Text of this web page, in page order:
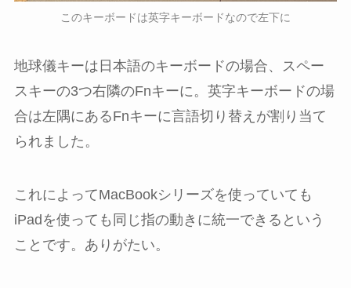
このキーボードは英字キーボードなので左下に
地球儀キーは日本語のキーボードの場合、スペー
スキーの3つ右隣のFnキーに。英字キーボードの場
合は左隅にあるFnキーに言語切り替えが割り当て
られました。
これによってMacBookシリーズを使っていても
iPadを使っても同じ指の動きに統一できるという
ことです。ありがたい。